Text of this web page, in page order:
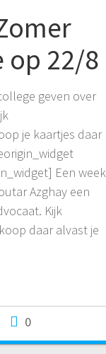
op 22/8
geven over
je kaartjes daar
Een week
Azghay een
Kijk
daar alvast je
0